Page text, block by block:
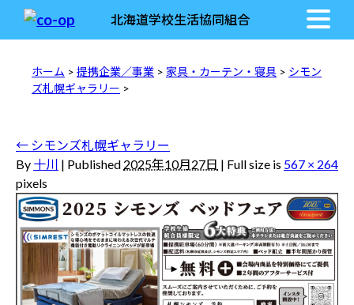
北海道学校生活協同組合
ホーム > 提携企業／事業 > 家具・カーテン・寝具 > シモン
ズ札幌ギャラリー >
← シモンズ札幌ギャラリー
By 十川 | Published 2025年10月27日 | Full size is 567 × 264
pixels